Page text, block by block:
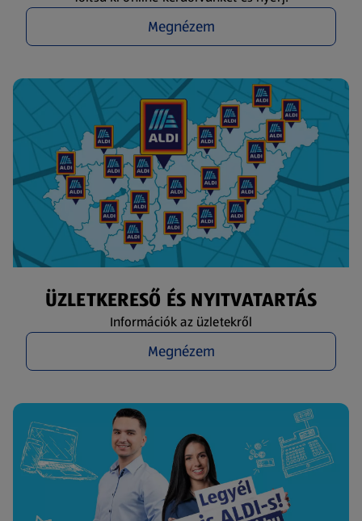
Megnézem
ÜZLETKERESŐ ÉS NYITVATARTÁS
Információk az üzletekről
Megnézem